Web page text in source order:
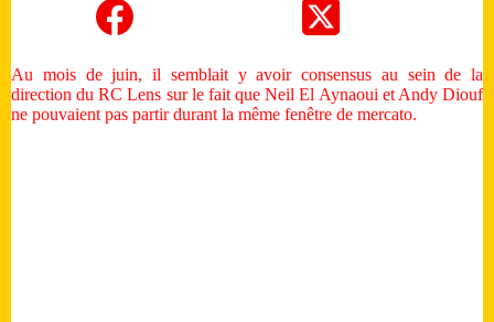
Au mois de juin, il semblait y avoir consensus au sein de la
direction du RC Lens sur le fait que Neil El Aynaoui et Andy Diouf
ne pouvaient pas partir durant la même fenêtre de mercato.